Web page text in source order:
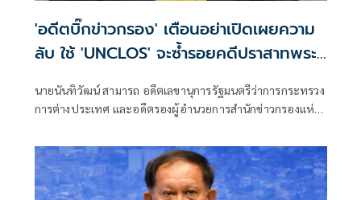
'อดีตบิ๊กข่าวกรอง' เตือนอย่าเปิดเผยความ
ลับ ใช้ 'UNCLOS' จะซ้ำรอยคดีปราสาทพระ
นายนันทิวัฒน์ สามารถ อดีตเลขานุการรัฐมนตรีว่าการกระทรวง
การต่างประเทศ และอดีตรองผู้อำนวยการสำนักข่าวกรองแห่ง